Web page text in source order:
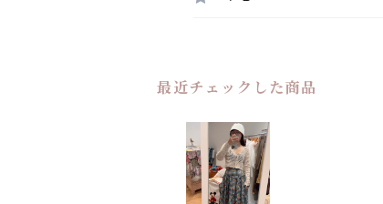
最近チェックした商品